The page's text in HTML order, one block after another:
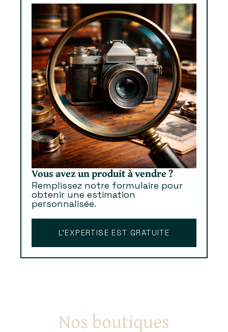
Vous avez un produit à vendre ?
Remplissez notre formulaire pour
obtenir une estimation
personnalisée.
L’EXPERTISE EST GRATUITE
Nos boutiques